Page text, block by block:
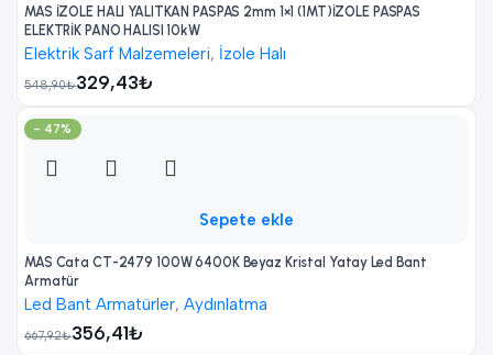
MAS İZOLE HALI YALITKAN PASPAS 2mm 1×1 (1MT)İZOLE PASPAS
ELEKTRİK PANO HALISI 10kW
Elektrik Sarf Malzemeleri, İzole Halı
548,90₺329,43₺
- 47%
Sepete ekle
MAS Cata CT-2479 100W 6400K Beyaz Kristal Yatay Led Bant
Armatür
Led Bant Armatürler, Aydınlatma
667,92₺356,41₺